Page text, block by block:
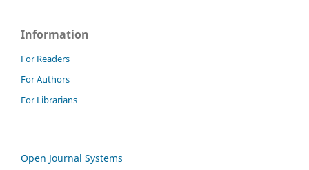
Information
For Readers
For Authors
For Librarians
Open Journal Systems